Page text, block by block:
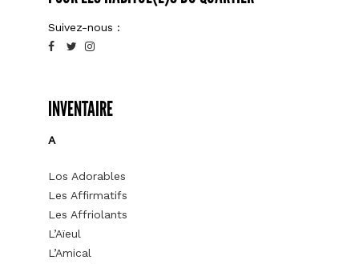
Suivez-nous :
INVENTAIRE
A
Los Adorables
Les Affirmatifs
Les Affriolants
L’Aïeul
L’Amical